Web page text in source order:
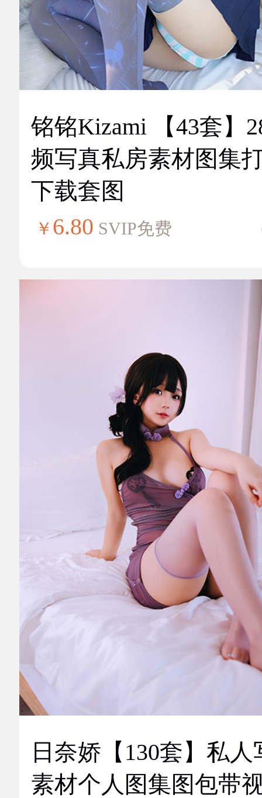
铭铭Kizami 【43套】
频写真私房素材图集
下载套图
￥ 6.80 SVIP免费
日奈娇【130套】私人
素材个人图集图包带